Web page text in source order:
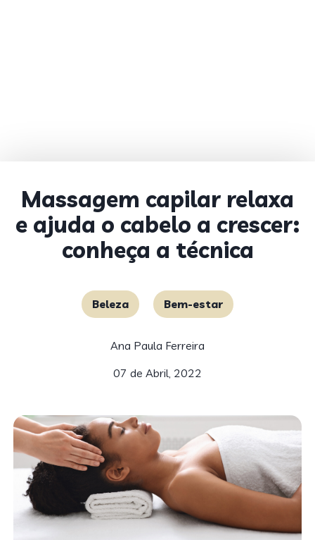
Massagem capilar relaxa
e ajuda o cabelo a crescer:
conheça a técnica
Beleza Bem-estar
Ana Paula Ferreira
07 de Abril, 2022